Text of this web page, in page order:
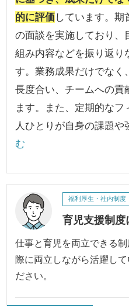
的に評価しています。期
の面談を実施しており、
組み内容などを振り返り
す。業務成果だけでなく
長度合い、チームへの貢
ます。また、定期的な
人ひとりが自身の課題や
む
育児支援制度
福利厚生・社内制度
仕事と育児を両立できる
際に両立しながら活躍し
ださい。